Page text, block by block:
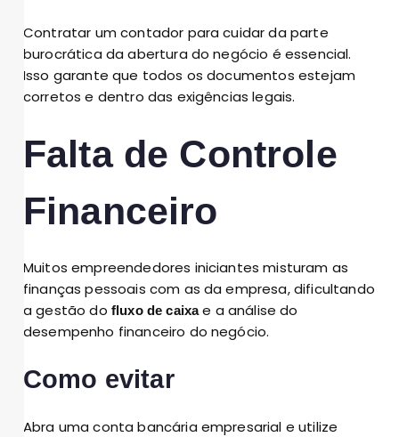
Contratar um contador para cuidar da parte
burocrática da abertura do negócio é essencial.
Isso garante que todos os documentos estejam
corretos e dentro das exigências legais.
Falta de Controle
Financeiro
Muitos empreendedores iniciantes misturam as
finanças pessoais com as da empresa, dificultando
a gestão do fluxo de caixae a análise do
desempenho financeiro do negócio.
Como evitar
Abra uma conta bancária empresarial e utilize